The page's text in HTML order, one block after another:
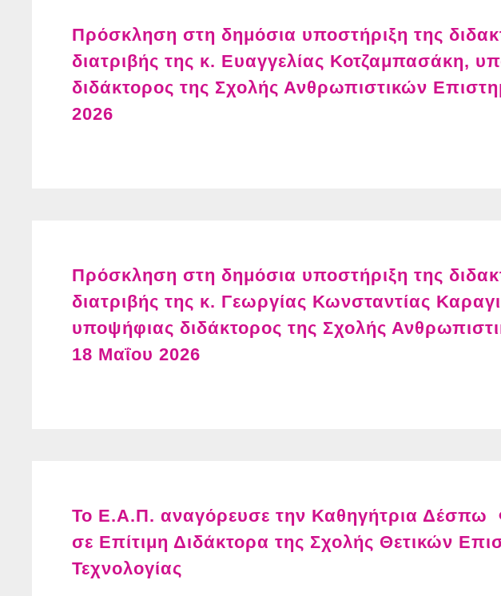
Πρόσκληση στη δημόσια υποστήριξη της
διατριβής της κ. Ευαγγελίας Κοτζαμπασάκη,
διδάκτορος της Σχολής Ανθρωπιστικών
2026
Πρόσκληση στη δημόσια υποστήριξη της
διατριβής της κ. Γεωργίας Κωνσταντίας
υποψήφιας διδάκτορος της Σχολής
18 Μαΐου 2026
Το Ε.Α.Π. αναγόρευσε την Καθηγήτρια Δέσπω
σε Επίτιμη Διδάκτορα της Σχολής Θετικών
Τεχνολογίας